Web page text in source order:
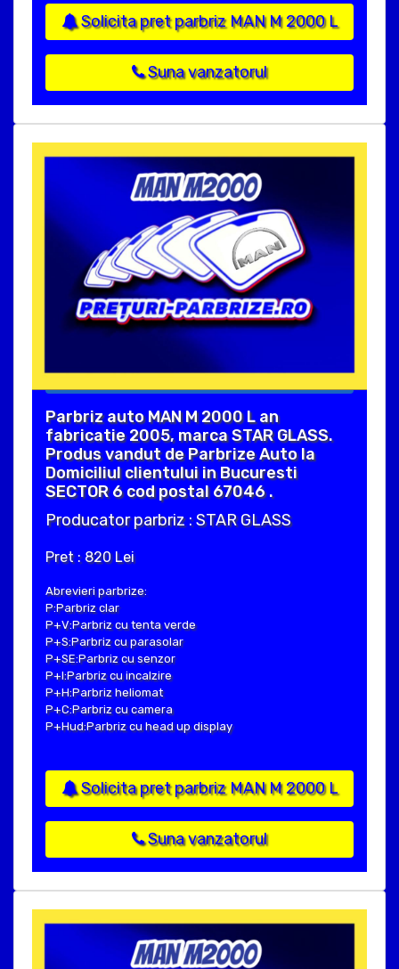
Solicita pret parbriz MAN M 2000 L
Suna vanzatorul
Parbriz auto MAN M 2000 L an
fabricatie 2005, marca STAR GLASS.
Produs vandut de Parbrize Auto la
Domiciliul clientului in Bucuresti
SECTOR 6 cod postal 67046 .
Producator parbriz : STAR GLASS
Pret : 820 Lei
Abrevieri parbrize:
P:Parbriz clar
P+V:Parbriz cu tenta verde
P+S:Parbriz cu parasolar
P+SE:Parbriz cu senzor
P+I:Parbriz cu incalzire
P+H:Parbriz heliomat
P+C:Parbriz cu camera
P+Hud:Parbriz cu head up display
Solicita pret parbriz MAN M 2000 L
Suna vanzatorul